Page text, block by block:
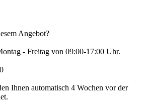
Angebot?
- Freitag von 09:00-17:00 Uhr.
Ihnen automatisch 4 Wochen vor der